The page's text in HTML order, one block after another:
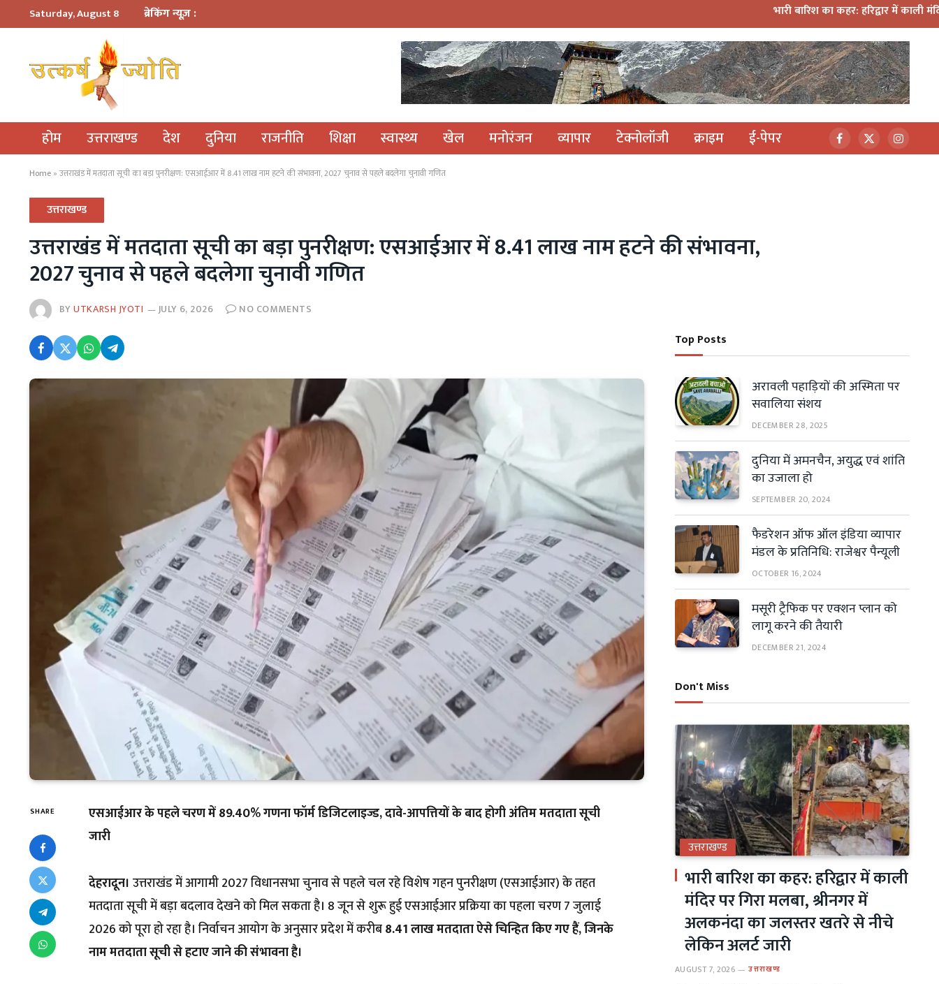
Saturday, August 8 ब्रेकिंग न्यूज़ : भारी बारिश का कहर: हरिद्वार में काली मंदिर पर गिरा
होम उत्तराखण्ड देश दुनिया राजनीति शिक्षा स्वास्थ्य खेल मनोरंजन व्यापार टेक्नोलॉजी क्राइम ई-पेपर Facebook
X
(Twitter)
Home » उत्तराखंड में मतदाता सूची का बड़ा पुनरीक्षण: एसआईआर में 8.41 लाख नाम हटने की संभावना, 2027 चुनाव से पहले बदलेगा चुनावी गणित
उत्तराखण्ड
उत्तराखंड में मतदाता सूची का बड़ा पुनरीक्षण: एसआईआर में 8.41 लाख नाम हटने की संभावना,
2027 चुनाव से पहले बदलेगा चुनावी गणित
BYUTKARSH JYOTI JULY 6, 2026 NO COMMENTS
SHARE
एसआईआर के पहले चरण में 89.40% गणना फॉर्म डिजिटलाइज्ड, दावे-आपत्तियों के बाद होगी अंतिम मतदाता सूची
जारी
देहरादून। उत्तराखंड में आगामी 2027 विधानसभा चुनाव से पहले चल रहे विशेष गहन पुनरीक्षण (एसआईआर) के तहत
मतदाता सूची में बड़ा बदलाव देखने को मिल सकता है। 8 जून से शुरू हुई एसआईआर प्रक्रिया का पहला चरण 7 जुलाई
2026 को पूरा हो रहा है। निर्वाचन आयोग के अनुसार प्रदेश में करीब8.41 लाख मतदाता ऐसे चिन्हित किए गए हैं, जिनके
नाम मतदाता सूची से हटाए जाने की संभावना है।
Top Posts
अरावली पहाड़ियों की अस्मिता पर
सवालिया संशय
DECEMBER 28, 2025
दुनिया में अमनचैन, अयुद्ध एवं शांति
का उजाला हो
SEPTEMBER 20, 2024
फैडरेशन ऑफ ऑल इंडिया व्यापार
मंडल के प्रतिनिधि: राजेश्वर पैन्यूली
OCTOBER 16, 2024
मसूरी ट्रैफिक पर एक्शन प्लान को
लागू करने की तैयारी
DECEMBER 21, 2024
Don't Miss
उत्तराखण्ड
भारी बारिश का कहर: हरिद्वार में काली
मंदिर पर गिरा मलबा, श्रीनगर में
अलकनंदा का जलस्तर खतरे से नीचे
लेकिन अलर्ट जारी
AUGUST 7, 2026 उत्तराखण्ड